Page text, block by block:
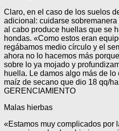
Claro, en el caso de los suelos
adicional: cuidarse
al cabo produce huellas que se
hondas. «Como estos eran
regábamos medio círculo y el
ahora no lo hacemos más
sobre lo ya mojado y
huella. Le damos algo más de
maíz de secano que dio 18 qq/
GERENCIAMIENTO
Malas hierbas
«Estamos muy complicados por